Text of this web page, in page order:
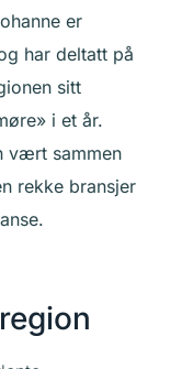
er
har deltatt på
sitt
i et år.
vært sammen
rekke bransjer